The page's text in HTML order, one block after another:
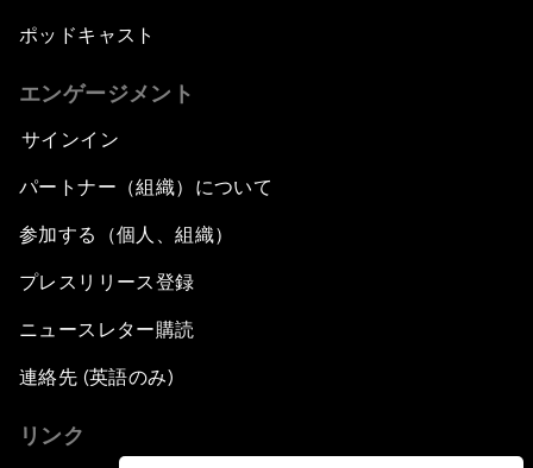
ポッドキャスト
エンゲージメント
サインイン
パートナー（組織）について
参加する（個人、組織）
プレスリリース登録
ニュースレター購読
連絡先 (英語のみ)
リンク